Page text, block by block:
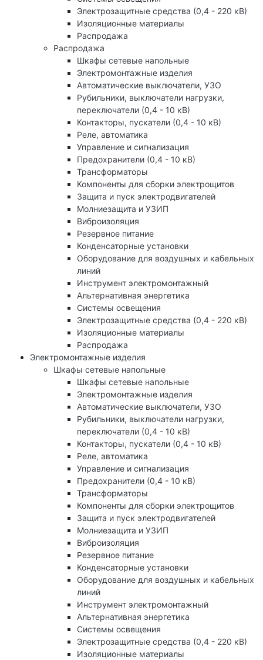
Электрозащитные средства (0,4 - 220 кВ)
Изоляционные материалы
Распродажа
Распродажа
Шкафы сетевые напольные
Электромонтажные изделия
Автоматические выключатели, УЗО
Рубильники, выключатели нагрузки,
переключатели (0,4 - 10 кВ)
Контакторы, пускатели (0,4 - 10 кВ)
Реле, автоматика
Управление и сигнализация
Предохранители (0,4 - 10 кВ)
Трансформаторы
Компоненты для сборки электрощитов
Защита и пуск электродвигателей
Молниезащита и УЗИП
Виброизоляция
Резервное питание
Конденсаторные установки
Оборудование для воздушных и кабельных
линий
Инструмент электромонтажный
Альтернативная энергетика
Системы освещения
Электрозащитные средства (0,4 - 220 кВ)
Изоляционные материалы
Распродажа
Электромонтажные изделия
Шкафы сетевые напольные
Шкафы сетевые напольные
Электромонтажные изделия
Автоматические выключатели, УЗО
Рубильники, выключатели нагрузки,
переключатели (0,4 - 10 кВ)
Контакторы, пускатели (0,4 - 10 кВ)
Реле, автоматика
Управление и сигнализация
Предохранители (0,4 - 10 кВ)
Трансформаторы
Компоненты для сборки электрощитов
Защита и пуск электродвигателей
Молниезащита и УЗИП
Виброизоляция
Резервное питание
Конденсаторные установки
Оборудование для воздушных и кабельных
линий
Инструмент электромонтажный
Альтернативная энергетика
Системы освещения
Электрозащитные средства (0,4 - 220 кВ)
Изоляционные материалы